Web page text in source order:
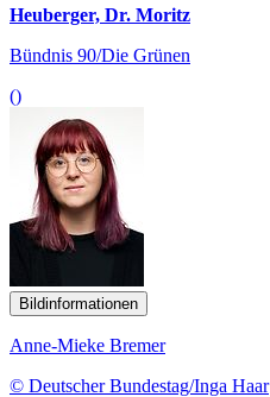
Heuberger, Dr. Moritz
Bündnis 90/Die Grünen
()
Bildinformationen
Anne-Mieke Bremer
© Deutscher Bundestag/Inga Haar